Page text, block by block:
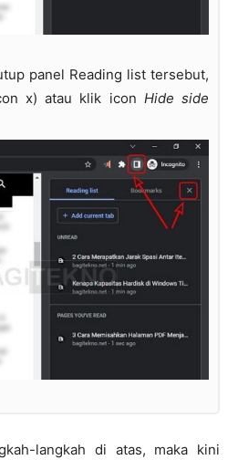
panel Reading list tersebut,
x) atau klik icon Hide side
langkah di atas, maka kini